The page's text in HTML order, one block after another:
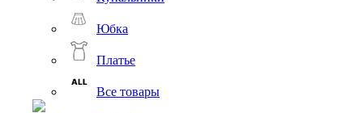
Юбка
Платье
Все товары